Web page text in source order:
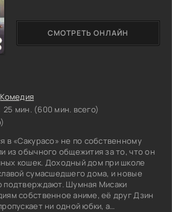
Комедия
25 мин. (600 мин. всего)
в «Сакурасо» не по собственному
из обычного общежития за то, что он
кошек. Доходный дом при школе
сумасшедшего дома, и новые
подтверждают. Шумная Мисаки
собственное аниме, её друг Дзин
ни одной юбки, а
СМОТРЕТЬ ОНЛАЙН